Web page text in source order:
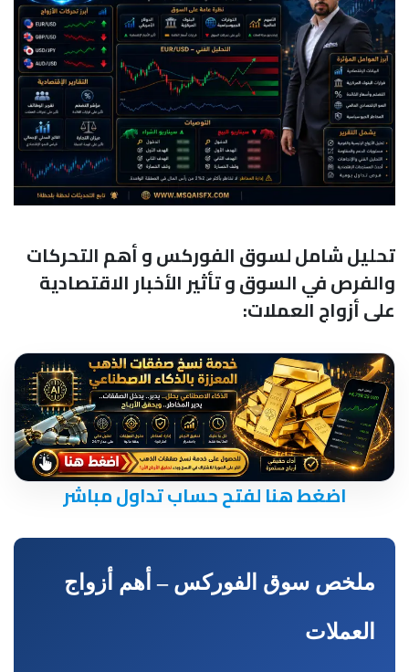
تحليل شامل لسوق الفوركس و أهم التحركات
والفرص في السوق و تأثير الأخبار الاقتصادية
على أزواج العملات:
اضغط هنا لفتح حساب تداول مباشر
ملخص سوق الفوركس – أهم أزواج
العملات